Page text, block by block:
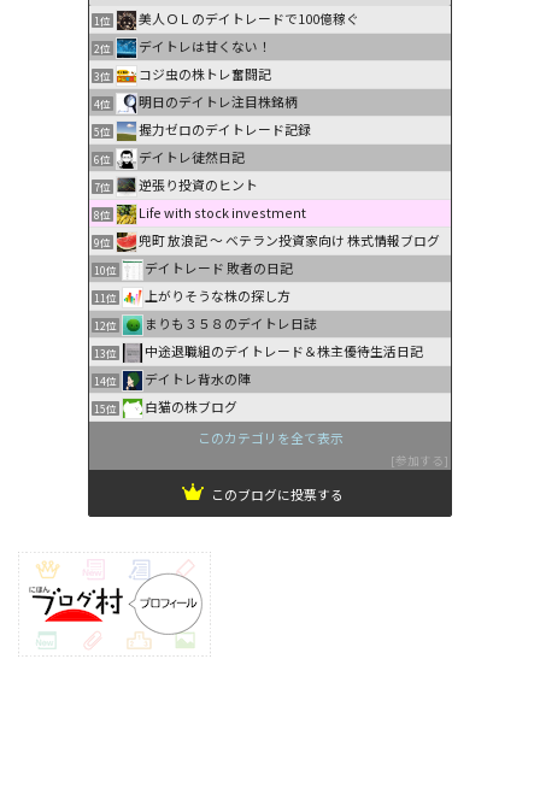
1位 美人ＯＬのデイトレードで100億稼ぐ
2位 デイトレは甘くない！
3位 コジ虫の株トレ奮闘記
4位 明日のデイトレ注目株銘柄
5位 握力ゼロのデイトレード記録
6位 デイトレ徒然日記
7位 逆張り投資のヒント
8位 Life with stock investment
9位 兜町 放浪記 〜 ベテラン投資家向け 株式情報ブログ
10位 デイトレード 敗者の日記
11位 上がりそうな株の探し方
12位 まりも３５８のデイトレ日誌
13位 中途退職組のデイトレード＆株主優待生活日記
14位 デイトレ背水の陣
15位
白猫の株ブログ
このカテゴリを全て表示
参加する
このブログに投票する